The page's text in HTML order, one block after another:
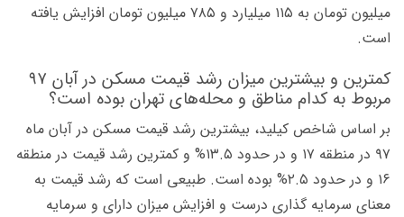
میلیون تومان به ۱۱۵ میلیارد و ۷۸۵ میلیون تومان افزایش یافته
است.
کمترین و بیشترین میزان رشد قیمت مسکن در آبان ۹۷
مربوط به کدام مناطق و محله‌های تهران بوده است؟
بر اساس شاخص کیلید، بیشترین رشد قیمت مسکن در آبان ماه
۹۷ در منطقه ۱۷ و در حدود ۱۳.۵% و کمترین رشد قیمت در منطقه
۱۶ و در حدود ۲.۵% بوده است. طبیعی است که رشد قیمت به
معنای سرمایه گذاری درست و افزایش میزان دارای و سرمایه